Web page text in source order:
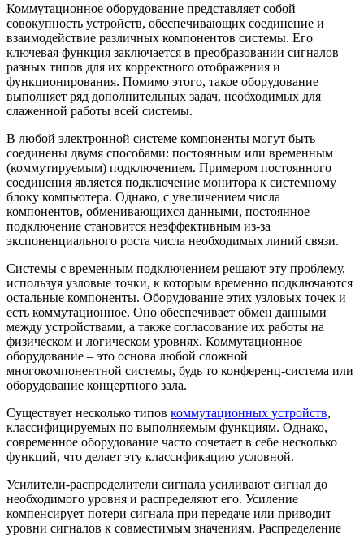
Коммутационное оборудование представляет собой
совокупность устройств, обеспечивающих соединение и
взаимодействие различных компонентов системы. Его
ключевая функция заключается в преобразовании сигналов
разных типов для их корректного отображения и
функционирования. Помимо этого, такое оборудование
выполняет ряд дополнительных задач, необходимых для
слаженной работы всей системы.
В любой электронной системе компоненты могут быть
соединены двумя способами: постоянным или временным
(коммутируемым) подключением. Примером постоянного
соединения является подключение монитора к системному
блоку компьютера. Однако, с увеличением числа
компонентов, обменивающихся данными, постоянное
подключение становится неэффективным из-за
экспоненциального роста числа необходимых линий связи.
Системы с временным подключением решают эту проблему,
используя узловые точки, к которым временно подключаются
остальные компоненты. Оборудование этих узловых точек и
есть коммутационное. Оно обеспечивает обмен данными
между устройствами, а также согласование их работы на
физическом и логическом уровнях. Коммутационное
оборудование – это основа любой сложной
многокомпонентной системы, будь то конференц-система или
оборудование концертного зала.
Существует несколько типов коммутационных устройств,
классифицируемых по выполняемым функциям. Однако,
современное оборудование часто сочетает в себе несколько
функций, что делает эту классификацию условной.
Усилители-распределители сигнала усиливают сигнал до
необходимого уровня и распределяют его. Усиление
компенсирует потери сигнала при передаче или приводит
уровни сигналов к совместимым значениям. Распределение